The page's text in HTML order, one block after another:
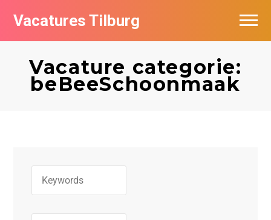
Vacatures Tilburg
Vacature categorie:
beBeeSchoonmaak
Vacatures per bedrijf
De populairste vacatures in Tilburg